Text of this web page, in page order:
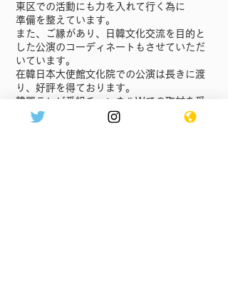
東区での活動にも力を入れて行く為に
準備を整えています。
また、ご縁があり、日韓文化交流を目的と
した公演のコーディネートもさせていただ
いています。
在韓日本大使館文化院での公演は長きに渡
り、好評を得ております。
韓国テレビ番組チャンネルWでの取材を受
け、数回にわたり公演の様子が放映されま